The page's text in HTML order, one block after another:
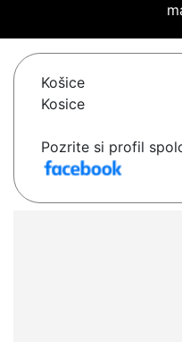
Košice
Kosice
Pozrite si profil